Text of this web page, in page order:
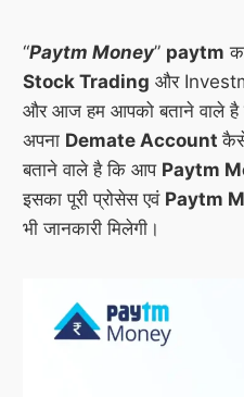
“Paytm Money” paytm
Stock Trading और
और आज हम आपको बताने वाले
अपना Demate Account
बताने वाले है कि आप Paytm
इसका पूरी प्रोसेस एवं Paytm
भी जानकारी मिलेगी।